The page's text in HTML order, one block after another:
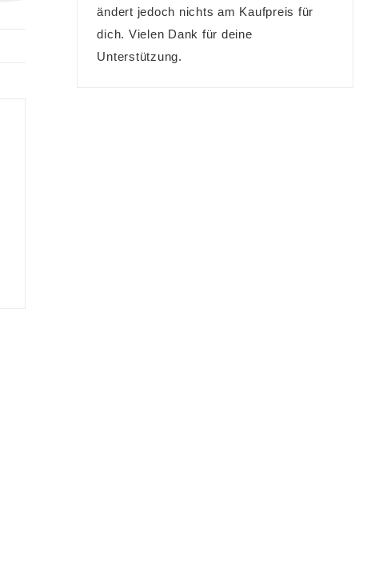
ändert jedoch nichts am Kaufpreis für
dich. Vielen Dank für deine
Unterstützung.